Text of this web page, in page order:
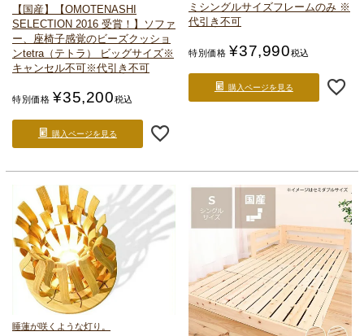
【国産】【OMOTENASHI
SELECTION 2016 受賞！】
ソファ
ー、座椅子感覚のビーズクッショ
ンtetra（テトラ） ビッグサイズ※
キャンセル不可※代引き不可
特別価格 ¥35,200税込
購入ページを見る
ミシングルサイズフレームのみ ※
代引き不可
特別価格 ¥37,990税込
購入ページを見る
睡蓮が咲くような灯り。